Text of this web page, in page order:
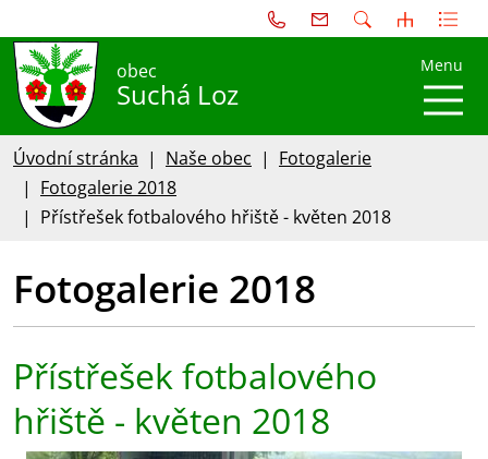
obec
Suchá Loz
Menu
Úvodní stránka Naše obec
Fotogalerie
Fotogalerie 2018
Přístřešek fotbalového hřiště - květen 2018
Fotogalerie 2018
Přístřešek fotbalového
hřiště - květen 2018